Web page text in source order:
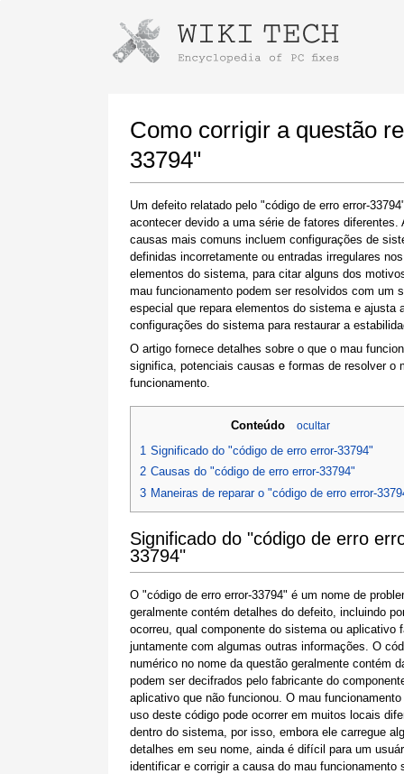
Como corrigir a questão
33794"
Um defeito relatado pelo "código de erro error-
acontecer devido a uma série de fatores diferentes.
causas mais comuns incluem configurações de
definidas incorretamente ou entradas irregulares nos
elementos do sistema, para citar alguns dos
mau funcionamento podem ser resolvidos com um
especial que repara elementos do sistema e ajusta
configurações do sistema para restaurar a
O artigo fornece detalhes sobre o que o mau
significa, potenciais causas e formas de resolver o
funcionamento.
Conteúdo ocultar
1 Significado do "código de erro error-33794"
2 Causas do "código de erro error-33794"
3 Maneiras de reparar o "código de erro error-
Significado do "código de erro
33794"
O "código de erro error-33794" é um nome de
geralmente contém detalhes do defeito, incluindo
ocorreu, qual componente do sistema ou aplicativo
juntamente com algumas outras informações. O
numérico no nome da questão geralmente contém
podem ser decifrados pelo fabricante do
aplicativo que não funcionou. O mau
uso deste código pode ocorrer em muitos locais
dentro do sistema, por isso, embora ele carregue
detalhes em seu nome, ainda é difícil para um
identificar e corrigir a causa do mau funcionamento
Instruções para baixar usando o
Quando o download estiver concluído, clique
no link do arquivo baixado